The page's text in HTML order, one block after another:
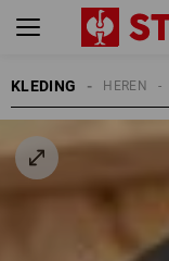
KLEDING HEREN